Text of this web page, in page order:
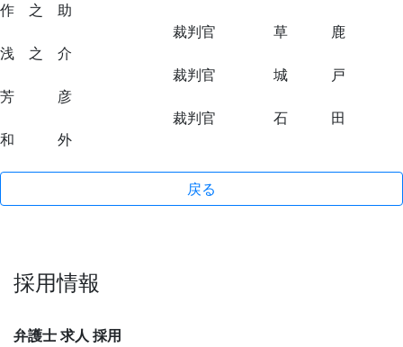
作 之 助
裁判官 草 鹿
浅 之 介
裁判官 城 戸
芳 彦
裁判官 石 田
和 外
戻る
採用情報
弁護士 求人 採用